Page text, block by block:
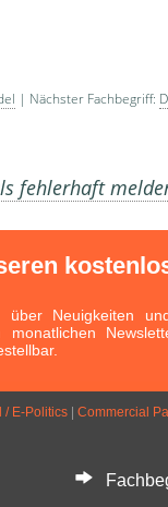
| Nächster Fachbegriff:
fehlerhaft
Neuigkeiten
/ E-Politics Commercial